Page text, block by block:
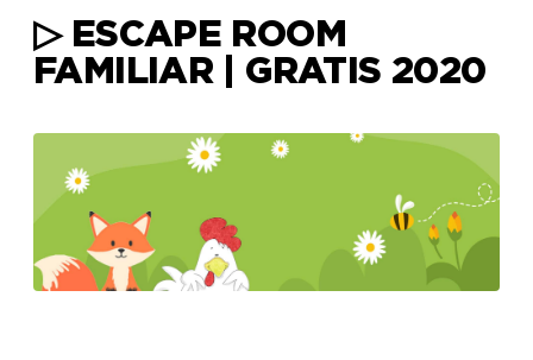
▷ ESCAPE ROOM
FAMILIAR | GRATIS 2020